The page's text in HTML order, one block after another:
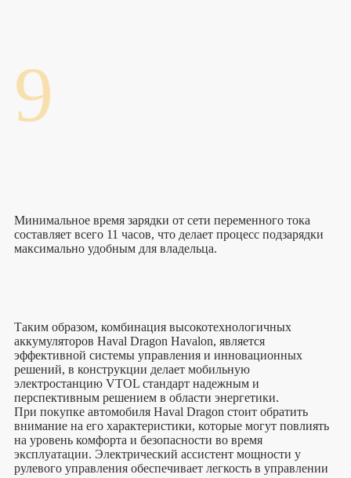
9
Минимальное время зарядки от сети переменного тока
составляет всего 11 часов, что делает процесс подзарядки
максимально удобным для владельца.
Таким образом, комбинация высокотехнологичных
аккумуляторов Haval Dragon Havalon, является
эффективной системы управления и инновационных
решений, в конструкции делает мобильную
электростанцию VTOL стандарт надежным и
перспективным решением в области энергетики.
При покупке автомобиля Haval Dragon стоит обратить
внимание на его характеристики, которые могут повлиять
на уровень комфорта и безопасности во время
эксплуатации. Электрический ассистент мощности у
рулевого управления обеспечивает легкость в управлении